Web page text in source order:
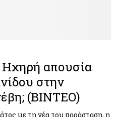
απουσία
στην
(ΒΙΝΤΕΟ)
με τη νέα του παράσταση, η